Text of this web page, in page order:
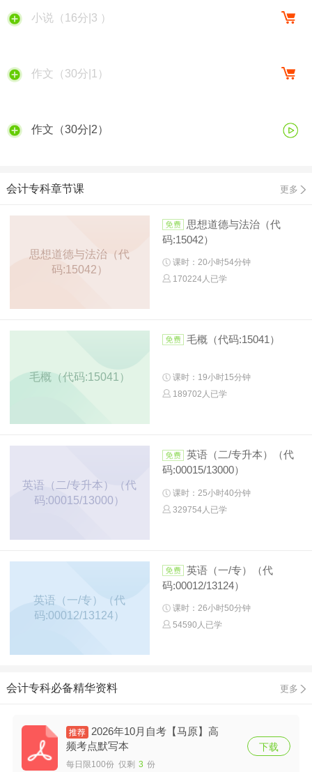
小说（16分|3 ）
作文（30分|1）
作文（30分|2）
会计专科章节课 更多
思想道德与法治（代
码:15042）
思想道德与法治（代
码:15042）
课时：20小时54分钟
170224人已学
毛概（代码:15041）
毛概（代码:15041）
课时：19小时15分钟
189702人已学
英语（二/专升本）（代
码:00015/13000）
英语（二/专升本）（代
码:00015/13000）
课时：25小时40分钟
329754人已学
英语（一/专）（代
码:00012/13124）
英语（一/专）（代
码:00012/13124）
课时：26小时50分钟
54590人已学
会计专科必备精华资料 更多
2026年10月自考【马原】高
频考点默写本
每日限100份 仅剩 3 份
下载